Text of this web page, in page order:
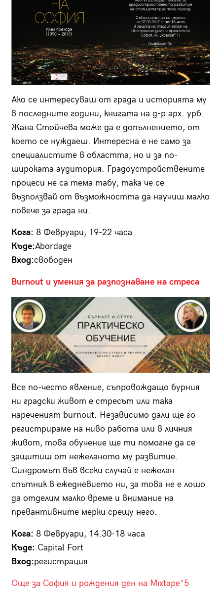
Ако се интересуваш от града и историята му
в последните години, книгата на д-р арх. урб.
Жана Стойчева може да е допълнението, от
което се нуждаеш. Интересна е не само за
специалистите в областта, но и за по-
широката аудитория. Градоустройствените
процеси не са тема табу, така че се
възползвай от възможността да научиш малко
повече за града ни.
Кога: 8 Февруари, 19-22 часа
Къде:Abordage
Вход:свободен
Burnout и умения за разпознаване на стреса
Все по-често явление, съпровождащо бурния
ни градски живот е стресът или така
нареченият burnout. Независимо дали ще го
регистрираме на ниво работа или в личния
живот, това обучение ще ти помогне да се
защитиш от нежеланото му развитие.
Синдромът във всеки случай е нежелан
спътник в ежедневието ни, за това не е лошо
да отделим малко време и внимание на
превантивните мерки срещу него.
Кога: 8 Февруари, 14.30-18 часа
Къде: Capital Fort
Вход:регистрация
Още за София и рождения ден на Mixtape*5